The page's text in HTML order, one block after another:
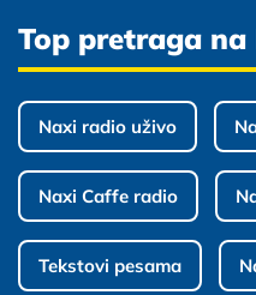
Top pretraga
Naxi radio uživo
Naxi Caffe radio
Tekstovi pesama